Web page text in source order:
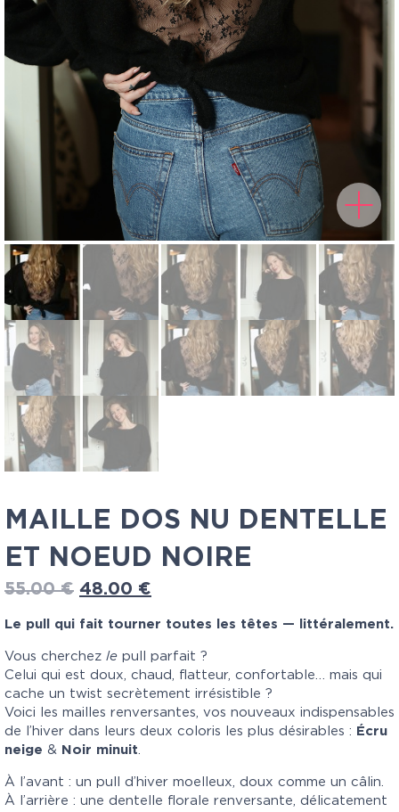
MAILLE DOS NU DENTELLE
ET NOEUD NOIRE
55.00€ 48.00 €
Le pull qui fait tourner toutes les têtes — littéralement.
Vous cherchez le pull parfait ?
Celui qui est doux, chaud, flatteur, confortable… mais qui
cache un twist secrètement irrésistible ?
Voici les mailles renversantes, vos nouveaux indispensables
de l’hiver dans leurs deux coloris les plus désirables : Écru
neige & Noir minuit.
À l’avant : un pull d’hiver moelleux, doux comme un câlin.
À l’arrière : une dentelle florale renversante, délicatement